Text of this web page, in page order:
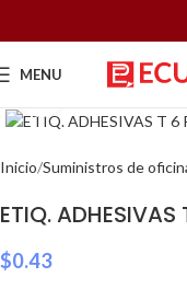
MENU
Click to enlarge
Inicio Suministros de
ETIQ.
$0.43